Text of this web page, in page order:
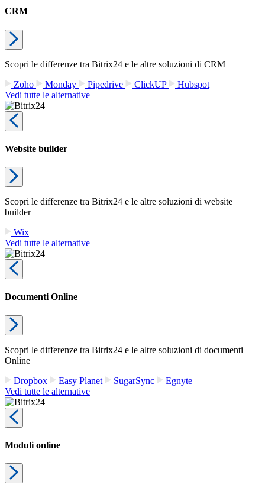
CRM
Scopri le differenze tra Bitrix24 e le altre soluzioni di CRM
Zoho
Monday Pipedrive ClickUP
Hubspot
Vedi tutte le alternative
Website builder
Scopri le differenze tra Bitrix24 e le altre soluzioni di website
builder
Wix
Vedi tutte le alternative
Documenti Online
Scopri le differenze tra Bitrix24 e le altre soluzioni di documenti
Online
Dropbox
Easy Planet SugarSync
Egnyte
Vedi tutte le alternative
Moduli online